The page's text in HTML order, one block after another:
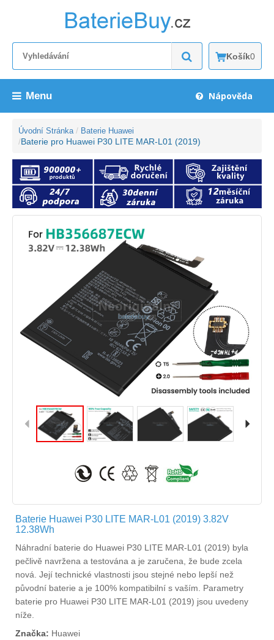
Košík0
Menu Nápověda
Úvodní Stránka Baterie Huawei
Baterie pro Huawei P30 LITE MAR-L01 (2019)
Baterie Huawei P30 LITE MAR-L01 (2019) 3.82V
12.38Wh
Náhradní baterie do Huawei P30 LITE MAR-L01 (2019) byla
pečlivě navržena a testována a je zaručena, že bude zcela
nová. Její technické vlastnosti jsou stejné nebo lepší než
původní baterie a je 100% kompatibilní s vaším. Parametry
baterie pro Huawei P30 LITE MAR-L01 (2019) jsou uvedeny
níže.
Značka: Huawei